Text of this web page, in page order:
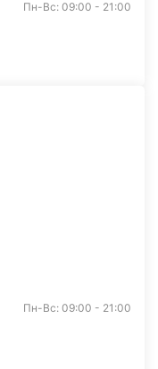
Пн-Вс: 09:00 - 21:00
Пн-Вс: 09:00 - 21:00